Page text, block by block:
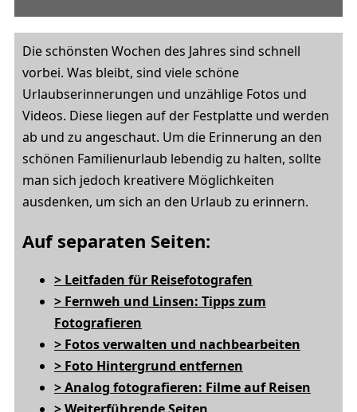
Die schönsten Wochen des Jahres sind schnell
vorbei. Was bleibt, sind viele schöne
Urlaubserinnerungen und unzählige Fotos und
Videos. Diese liegen auf der Festplatte und werden
ab und zu angeschaut. Um die Erinnerung an den
schönen Familienurlaub lebendig zu halten, sollte
man sich jedoch kreativere Möglichkeiten
ausdenken, um sich an den Urlaub zu erinnern.
Auf separaten Seiten:
> Leitfaden für Reisefotografen
> Fernweh und Linsen: Tipps zum
Fotografieren
> Fotos verwalten und nachbearbeiten
> Foto Hintergrund entfernen
> Analog fotografieren: Filme auf Reisen